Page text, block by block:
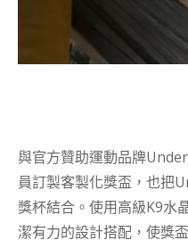
與官方贊助運動品牌
員訂製客製化獎盃，也把
獎杯結合。使用高級K9水
潔有力的設計搭配，使獎